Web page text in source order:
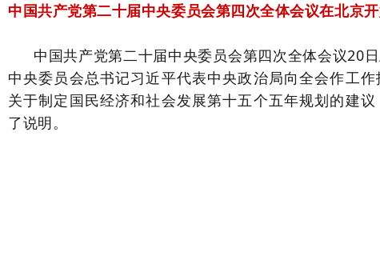
中国共产党第二十届中央委员会第四次全体会议在北京
中国共产党第二十届中央委员会第四次全体会议20日
中央委员会总书记习近平代表中央政治局向全会作工
关于制定国民经济和社会发展第十五个五年规划的建
了说明。